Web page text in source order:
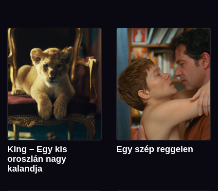
King – Egy kis
oroszlán nagy
kalandja
Egy szép reggelen